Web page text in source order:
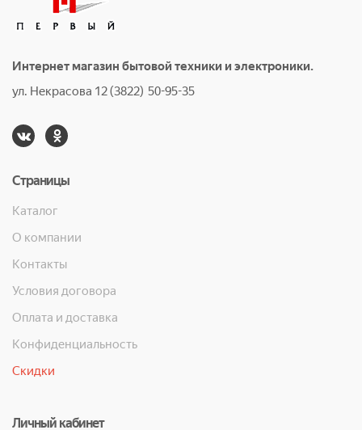
Интернет магазин бытовой техники и электроники.
ул. Некрасова 12 (3822) 50-95-35
Страницы
Каталог
О компании
Контакты
Условия договора
Оплата и доставка
Конфиденциальность
Скидки
Личный кабинет